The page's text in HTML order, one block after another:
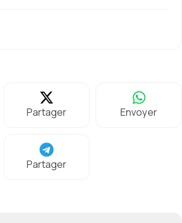
Partager Envoyer
Partager